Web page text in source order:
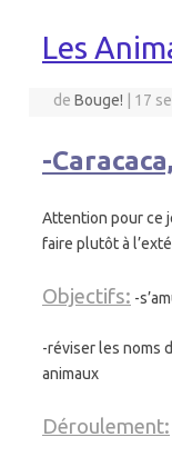
Les
deBouge! 17
-
Attention pour ce
faire plutôt à
Objectifs: -
-réviser les noms
animaux
Déroulement: